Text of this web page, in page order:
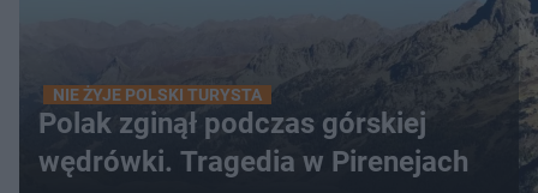
NIE ŻYJE POLSKI TURYSTA
Polak zginął podczas górskiej
wędrówki. Tragedia w Pirenejach